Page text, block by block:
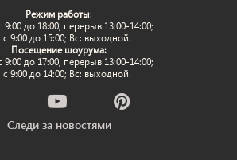
Режим работы:
до 18:00, перерыв 13:00-14:00;
с 9:00 до 15:00; Вс: выходной.
Посещение шоурума:
до 17:00, перерыв 13:00-14:00;
с 9:00 до 14:00; Вс: выходной.
Следи за новостями